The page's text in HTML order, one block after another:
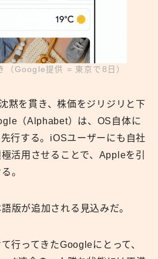
（Google提供 = 東京で8日）
黙を貫き、株価をジリジリと下
（Alphabet）は、OS自体に
行する。iOSユーザーにも自社
活用させることで、Appleを引
。
版が追加される見込みだ。
行ってきたGoogleにとって、